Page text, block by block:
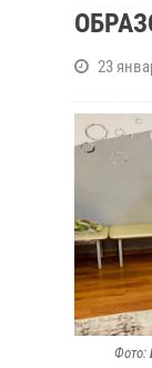
23
Фото: